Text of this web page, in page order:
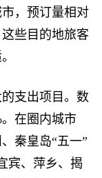
，预订量相对
些目的地旅客
支出项目。数
在圈内城市
秦皇岛“五一”
宾、萍乡、揭